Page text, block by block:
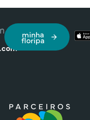
minha
floripa
PARCEIROS